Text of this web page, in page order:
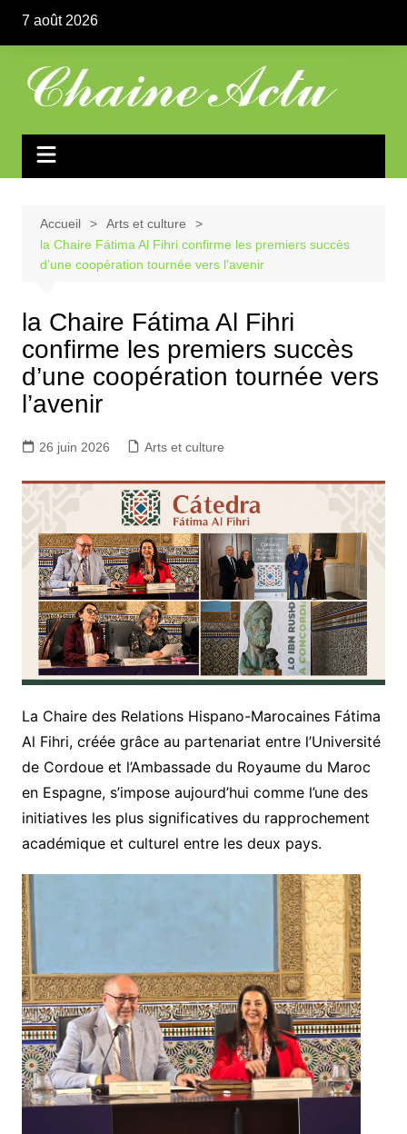
contenu
7 août 2026
Accueil
Arts et culture
la Chaire Fátima Al Fihri confirme les premiers succès
d’une coopération tournée vers l’avenir
la Chaire Fátima Al Fihri
confirme les premiers succès
d’une coopération tournée vers
l’avenir
26 juin 2026 Arts et culture
La Chaire des Relations Hispano-Marocaines Fátima
Al Fihri, créée grâce au partenariat entre l’Université
de Cordoue et l’Ambassade du Royaume du Maroc
en Espagne, s’impose aujourd’hui comme l’une des
initiatives les plus significatives du rapprochement
académique et culturel entre les deux pays.